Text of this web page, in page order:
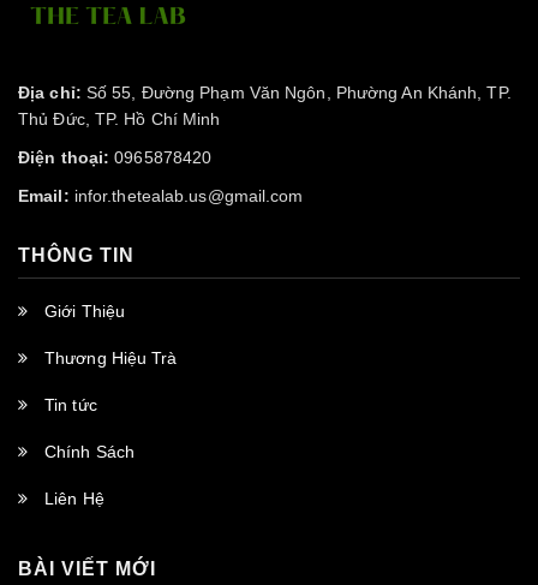
Địa chỉ: Số 55, Đường Phạm Văn Ngôn, Phường An Khánh, TP.
Thủ Đức, TP. Hồ Chí Minh
Điện thoại: 0965878420
Email: infor.thetealab.us@gmail.com
THÔNG TIN
Giới Thiệu
Thương Hiệu Trà
Tin tức
Chính Sách
Liên Hệ
BÀI VIẾT MỚI